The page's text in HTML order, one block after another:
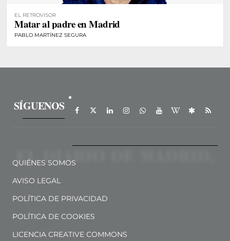
EL RETROVISOR
Matar al padre en Madrid
PABLO MARTÍNEZ SEGURA
SÍGUENOS
QUIÉNES SOMOS
AVISO LEGAL
POLÍTICA DE PRIVACIDAD
POLÍTICA DE COOKIES
LICENCIA CREATIVE COMMONS